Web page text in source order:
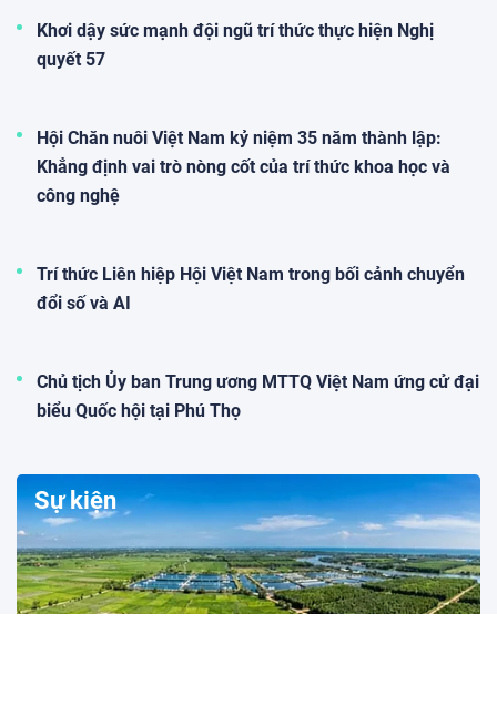
Khơi dậy sức mạnh đội ngũ trí thức thực hiện Nghị
quyết 57
Hội Chăn nuôi Việt Nam kỷ niệm 35 năm thành lập:
Khẳng định vai trò nòng cốt của trí thức khoa học và
công nghệ
Trí thức Liên hiệp Hội Việt Nam trong bối cảnh chuyển
đổi số và AI
Chủ tịch Ủy ban Trung ương MTTQ Việt Nam ứng cử đại
biểu Quốc hội tại Phú Thọ
Sự kiện